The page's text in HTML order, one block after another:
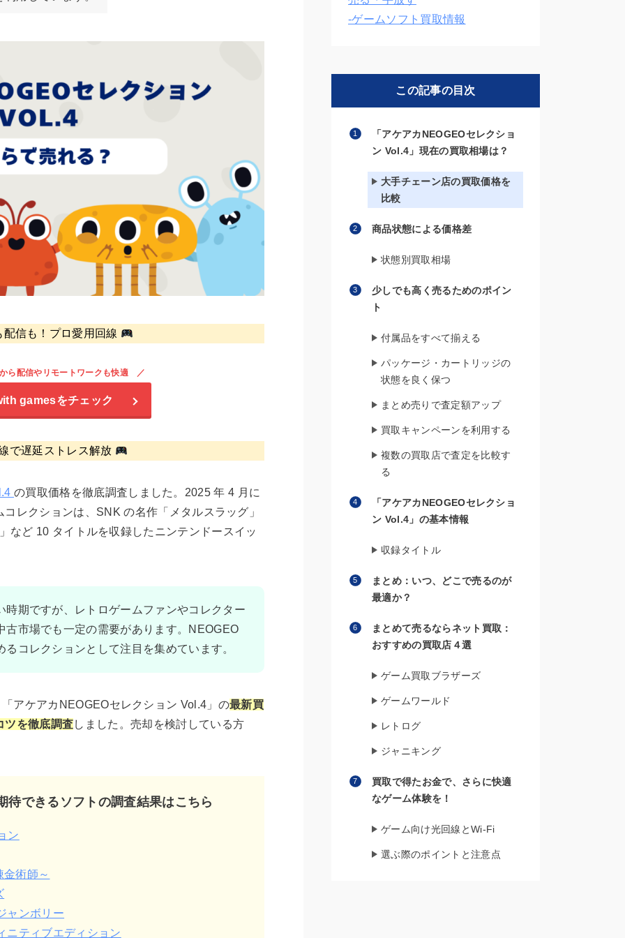
信も！プロ愛用回線
ら配信やリモートワークも快適
gamesをチェック
で遅延ストレス解放
の買取価格を徹底調査しました。2025 年 4 月に
レクションは、SNK の名作「メタルスラッグ」
など 10 タイトルを収録したニンテンドースイッ
時期ですが、レトロゲームファンやコレクター
古市場でも一定の需要があります。NEOGEO
コレクションとして注目を集めています。
アケアカNEOGEOセレクション Vol.4」の最新買
ツを徹底調査しました。売却を検討している方
待できるソフトの調査結果はこちら
ン
術師～
ャンボリー
ニティブエディション
-ゲームソフト買取情報
この記事の目次
「アケアカNEOGEOセレクショ
ン Vol.4」現在の買取相場は？
大手チェーン店の買取価格を
比較
商品状態による価格差
状態別買取相場
少しでも高く売るためのポイン
ト
付属品をすべて揃える
パッケージ・カートリッジの
状態を良く保つ
まとめ売りで査定額アップ
買取キャンペーンを利用する
複数の買取店で査定を比較す
る
「アケアカNEOGEOセレクショ
ン Vol.4」の基本情報
収録タイトル
まとめ：いつ、どこで売るのが
最適か？
まとめて売るならネット買取：
おすすめの買取店４選
ゲーム買取ブラザーズ
ゲームワールド
レトログ
ジャニキング
買取で得たお金で、さらに快適
なゲーム体験を！
ゲーム向け光回線とWi-Fi
選ぶ際のポイントと注意点